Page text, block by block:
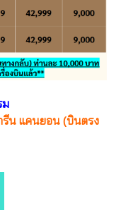
ม
รีน แคนยอน (บินตรง